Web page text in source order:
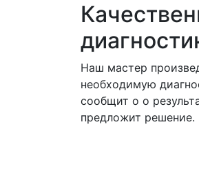
Наш мастер
необходимую
сообщит о о
предложит решение.